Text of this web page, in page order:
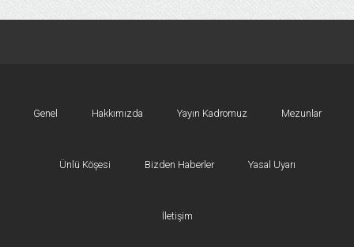
Genel Hakkımızda Yayın Kadromuz Mezunlar
Ünlü Köşesi Bizden Haberler Yasal Uyarı
İletişim